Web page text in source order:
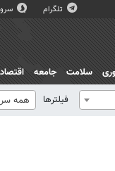
تلگرام
سلامت جامعه اقتصاد
فیلترها همه